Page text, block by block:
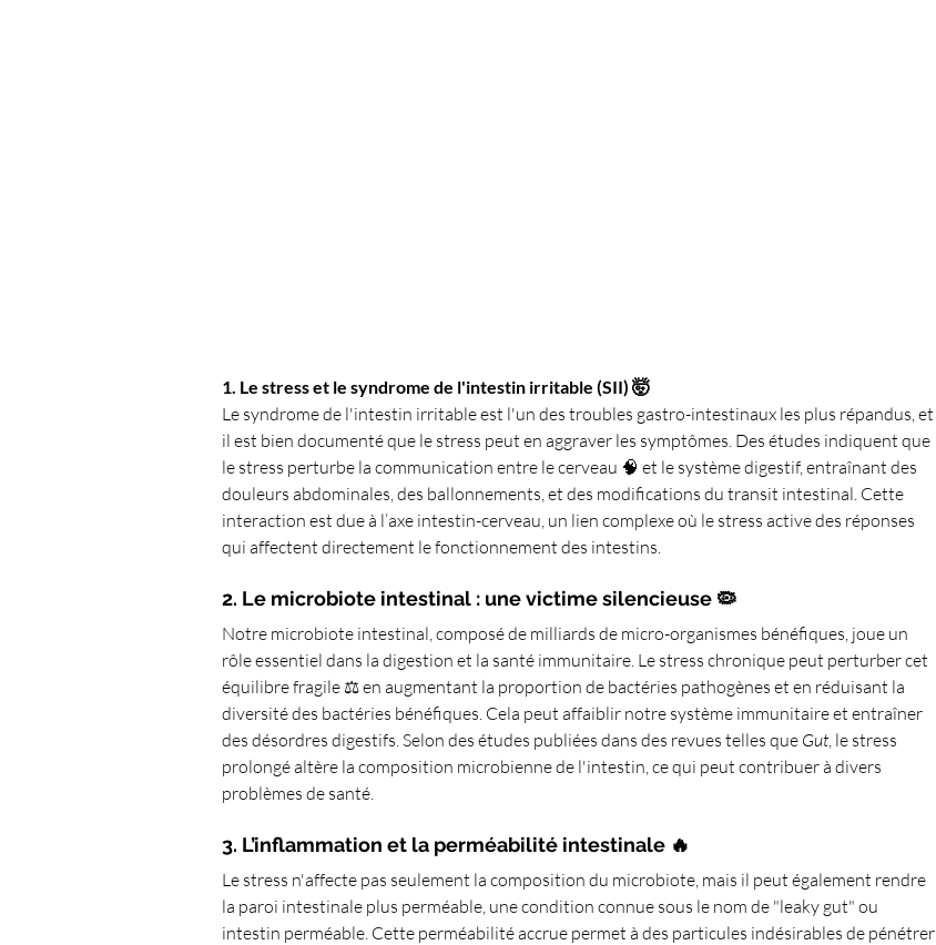
1. Le stress et le syndrome de l'intestin irritable (SII) 🤯
Le syndrome de l'intestin irritable est l'un des troubles gastro-intestinaux les plus répandus, et
il est bien documenté que le stress peut en aggraver les symptômes. Des études indiquent que
le stress perturbe la communication entre le cerveau 🧠 et le système digestif, entraînant des
douleurs abdominales, des ballonnements, et des modifications du transit intestinal. Cette
interaction est due à l’axe intestin-cerveau, un lien complexe où le stress active des réponses
qui affectent directement le fonctionnement des intestins.
2. Le microbiote intestinal : une victime silencieuse 🦠
Notre microbiote intestinal, composé de milliards de micro-organismes bénéfiques, joue un
rôle essentiel dans la digestion et la santé immunitaire. Le stress chronique peut perturber cet
équilibre fragile ⚖️ en augmentant la proportion de bactéries pathogènes et en réduisant la
diversité des bactéries bénéfiques. Cela peut affaiblir notre système immunitaire et entraîner
des désordres digestifs. Selon des études publiées dans des revues telles que Gut, le stress
prolongé altère la composition microbienne de l'intestin, ce qui peut contribuer à divers
problèmes de santé.
3. L’inflammation et la perméabilité intestinale 🔥
Le stress n'affecte pas seulement la composition du microbiote, mais il peut également rendre
la paroi intestinale plus perméable, une condition connue sous le nom de "leaky gut" ou
intestin perméable. Cette perméabilité accrue permet à des particules indésirables de pénétrer